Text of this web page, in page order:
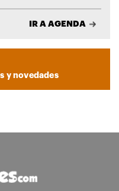
IR A AGENDA
y novedades